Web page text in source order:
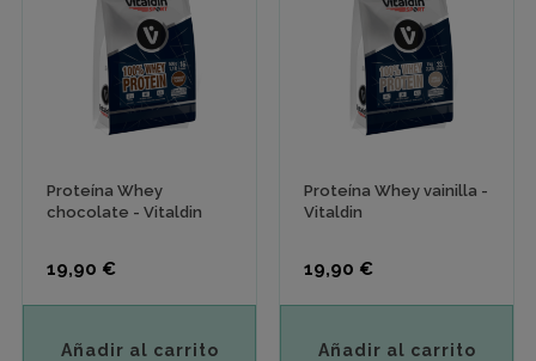
Proteína Whey
chocolate - Vitaldin
Precio
19,90 €
Añadir al carrito
Proteína Whey vainilla -
Vitaldin
Precio
19,90 €
Añadir al carrito